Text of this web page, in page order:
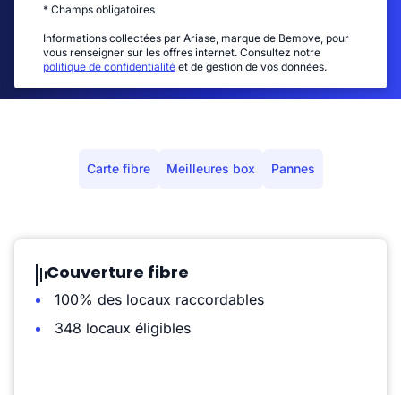
* Champs obligatoires
Informations collectées par Ariase, marque de Bemove, pour
vous renseigner sur les offres internet. Consultez notre
politique de confidentialité et de gestion de vos données.
Carte fibre Meilleures box Pannes
Couverture fibre
100% des locaux raccordables
348 locaux éligibles